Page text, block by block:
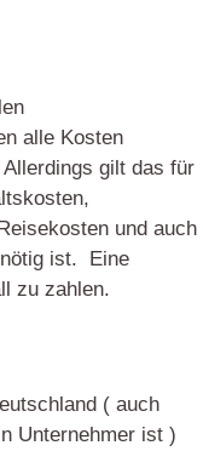
alle Kosten
gilt das für
und auch
ist. Eine
zu zahlen.
( auch
Unternehmer ist )